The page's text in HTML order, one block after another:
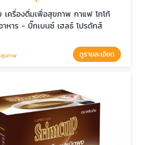
ครื่องดื่มเพื่อสุขภาพ กาแฟ โกโก้
หาร - บิ๊กเบนซ์ เฮลธ์ โปรดักส์
ขภาพ ดูรายละเอียด